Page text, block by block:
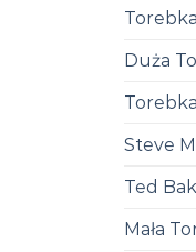
Duża
Steve
Ted
Mała